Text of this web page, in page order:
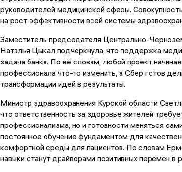
руководителей медицинской сферы.
на рост эффективности всей системы
Заместитель председателя Центрально-
Наталья Цыкал подчеркнула, что поддержка
задача банка. По её словам, любой проект
профессионала что-то изменить, а Сбер готов
трансформации идей в результаты.
Министр здравоохранения Курской области
что ответственность за здоровье жителей
профессионализма, но и готовности меняться
постоянное обучение фундаментом для
комфортной среды для пациентов. По словам
навыки станут драйверами позитивных перемен в